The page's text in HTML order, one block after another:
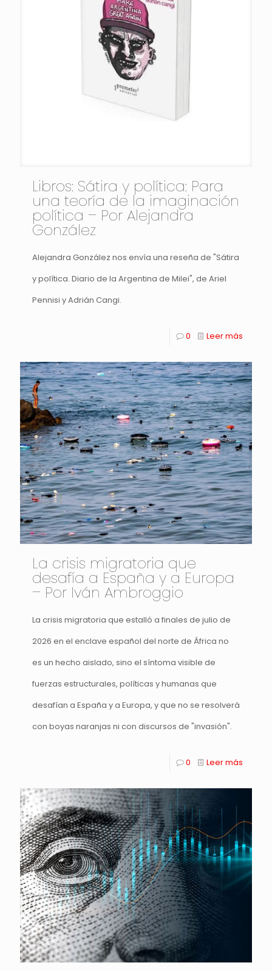
Libros: Sátira y política: Para
una teoría de la imaginación
política – Por Alejandra
González
Alejandra González nos envía una reseña de "Sátira
y política. Diario de la Argentina de Milei", de Ariel
Pennisi y Adrián Cangi.
0 Leer más
La crisis migratoria que
desafía a España y a Europa
– Por Iván Ambroggio
La crisis migratoria que estalló a finales de julio de
2026 en el enclave español del norte de África no
es un hecho aislado, sino el síntoma visible de
fuerzas estructurales, políticas y humanas que
desafían a España y a Europa, y que no se resolverá
con boyas naranjas ni con discursos de "invasión".
0 Leer más